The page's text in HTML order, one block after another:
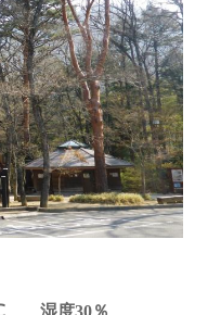
湿度30％